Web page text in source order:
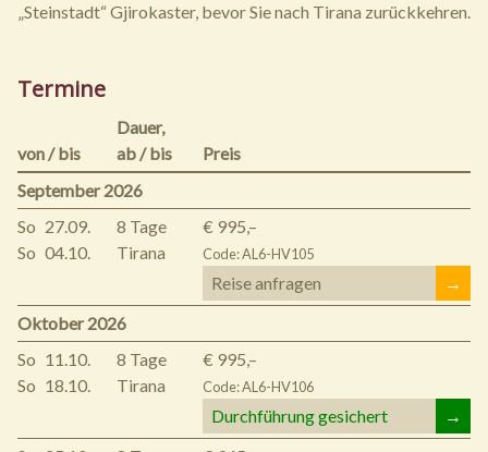
„Steinstadt“ Gjirokaster, bevor Sie nach Tirana zurückkehren.
Termine
von / bis
Dauer,
ab / bis
Preis
September 2026
So
So
27.09.
04.10.
8 Tage
Tirana
€ 995,–
Code: AL6-HV105
Reise anfragen
→
Oktober 2026
So
So
11.10.
18.10.
8 Tage
Tirana
€ 995,–
Code: AL6-HV106
Durchführung gesichert
→